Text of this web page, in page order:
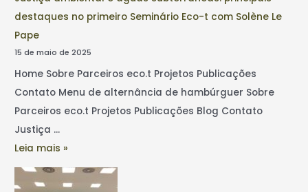
destaques no primeiro Seminário Eco-t com Solène Le
Pape
15 de maio de 2025
Home Sobre Parceiros eco.t Projetos Publicações
Contato Menu de alternância de hambúrguer Sobre
Parceiros eco.t Projetos Publicações Blog Contato
Justiça …
Leia mais »